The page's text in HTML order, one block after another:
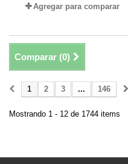
Agregar para comparar
Comparar (0)
1 2 3 ... 146
Mostrando 1 - 12 de 1744 items